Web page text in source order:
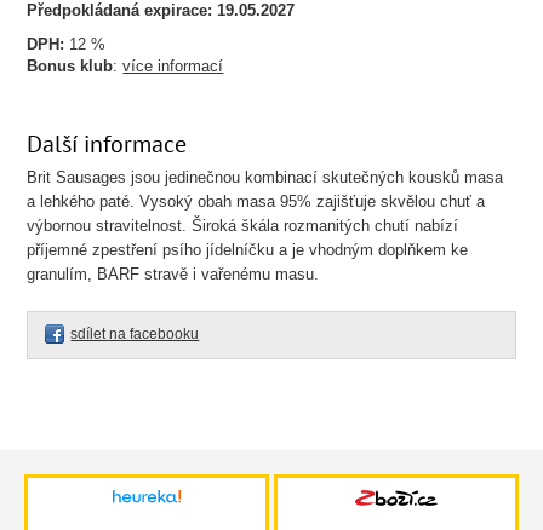
Předpokládaná expirace: 19.05.2027
DPH: 12 %
Bonus klub:více informací
Další informace
Brit Sausages jsou jedinečnou kombinací skutečných kousků masa
a lehkého paté. Vysoký obah masa 95% zajišťuje skvělou chuť a
výbornou stravitelnost. Široká škála rozmanitých chutí nabízí
příjemné zpestření psího jídelníčku a je vhodným doplňkem ke
granulím, BARF stravě i vařenému masu.
sdílet na facebooku